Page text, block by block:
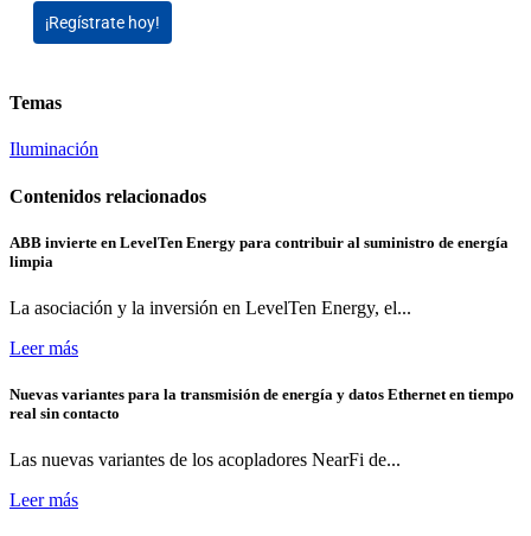
¡Regístrate hoy!
Temas
Iluminación
Contenidos relacionados
ABB invierte en LevelTen Energy para contribuir al suministro de energía
limpia
La asociación y la inversión en LevelTen Energy, el...
Leer más
Nuevas variantes para la transmisión de energía y datos Ethernet en tiempo
real sin contacto
Las nuevas variantes de los acopladores NearFi de...
Leer más